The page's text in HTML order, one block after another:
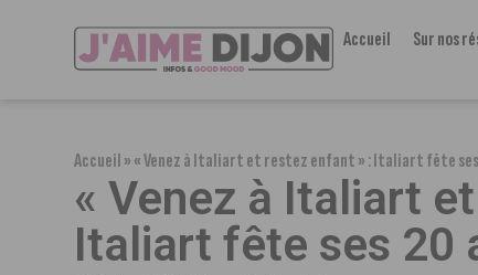
Accueil Sur nos
Accueil»« Venez à Italiart et restez enfant » : Italiart fête
« Venez à Italiart
Italiart fête ses 20